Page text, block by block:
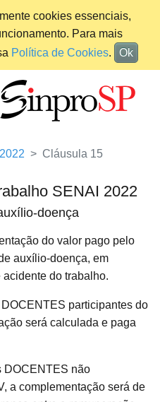
cookies essenciais,
Para mais
Política de Cookies. Ok
2022 Cláusula 15
SENAI 2022
doença
do valor pago pelo
auxílio-doença, em
do trabalho.
participantes do
será calculada e paga
DOCENTES não
a complementação será de